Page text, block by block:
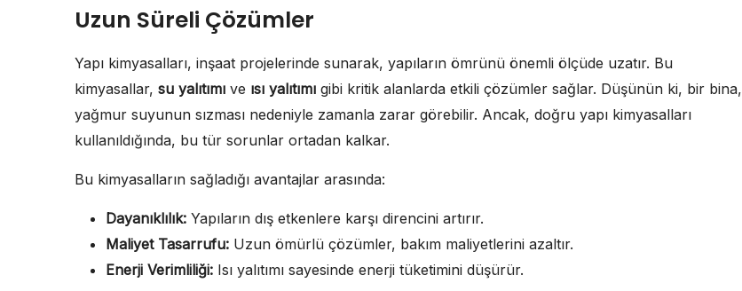
Uzun Süreli Çözümler
Yapı kimyasalları, inşaat projelerinde sunarak, yapıların ömrünü önemli ölçüde uzatır. Bu
kimyasallar, su yalıtımı ve ısı yalıtımı gibi kritik alanlarda etkili çözümler sağlar. Düşünün ki, bir bina,
yağmur suyunun sızması nedeniyle zamanla zarar görebilir. Ancak, doğru yapı kimyasalları
kullanıldığında, bu tür sorunlar ortadan kalkar.
Bu kimyasalların sağladığı avantajlar arasında:
Dayanıklılık: Yapıların dış etkenlere karşı direncini artırır.
Maliyet Tasarrufu: Uzun ömürlü çözümler, bakım maliyetlerini azaltır.
Enerji Verimliliği: Isı yalıtımı sayesinde enerji tüketimini düşürür.